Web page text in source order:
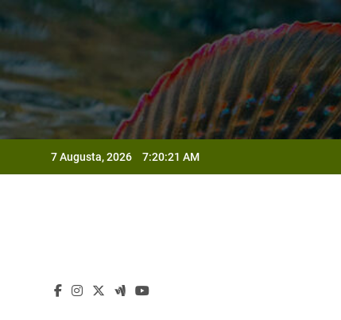
to
7 Augusta, 2026 7:20:22 AM